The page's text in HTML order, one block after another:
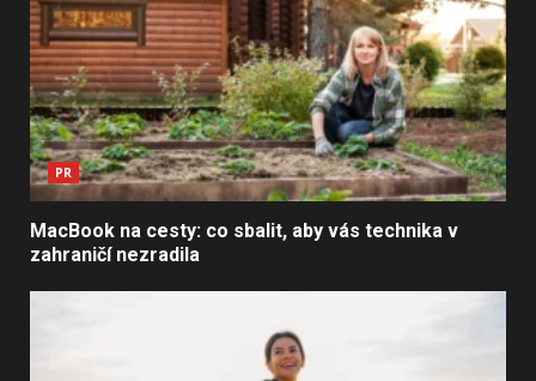
PR
MacBook na cesty: co sbalit, aby vás technika v
zahraničí nezradila